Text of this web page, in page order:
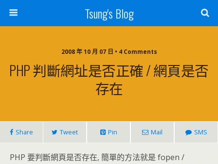
Tsung's Blog
2008 年 10 月 07 日 • 4 Comments
PHP 判斷網址是否正確 / 網頁是否
存在
Share Tweet Pin Mail SMS
PHP 要判斷網頁是否存在, 簡單的方法就是 fopen /